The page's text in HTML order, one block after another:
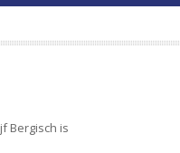
Bergisch is